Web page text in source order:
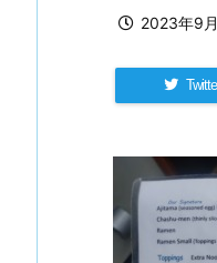
2023年9